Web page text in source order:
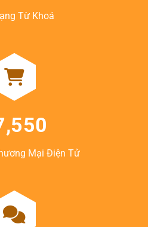
Từ Khoá
Mại Điện Tử